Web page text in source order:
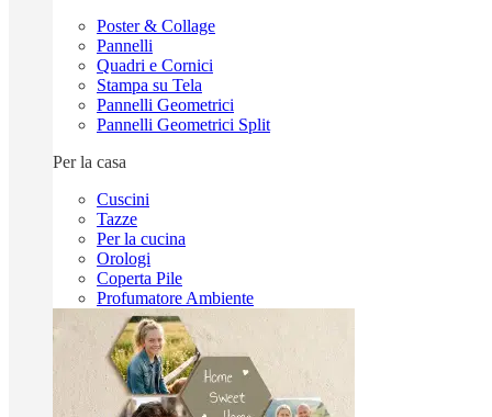
Poster & Collage
Pannelli
Quadri e Cornici
Stampa su Tela
Pannelli Geometrici
Pannelli Geometrici Split
Per la casa
Cuscini
Tazze
Per la cucina
Orologi
Coperta Pile
Profumatore Ambiente